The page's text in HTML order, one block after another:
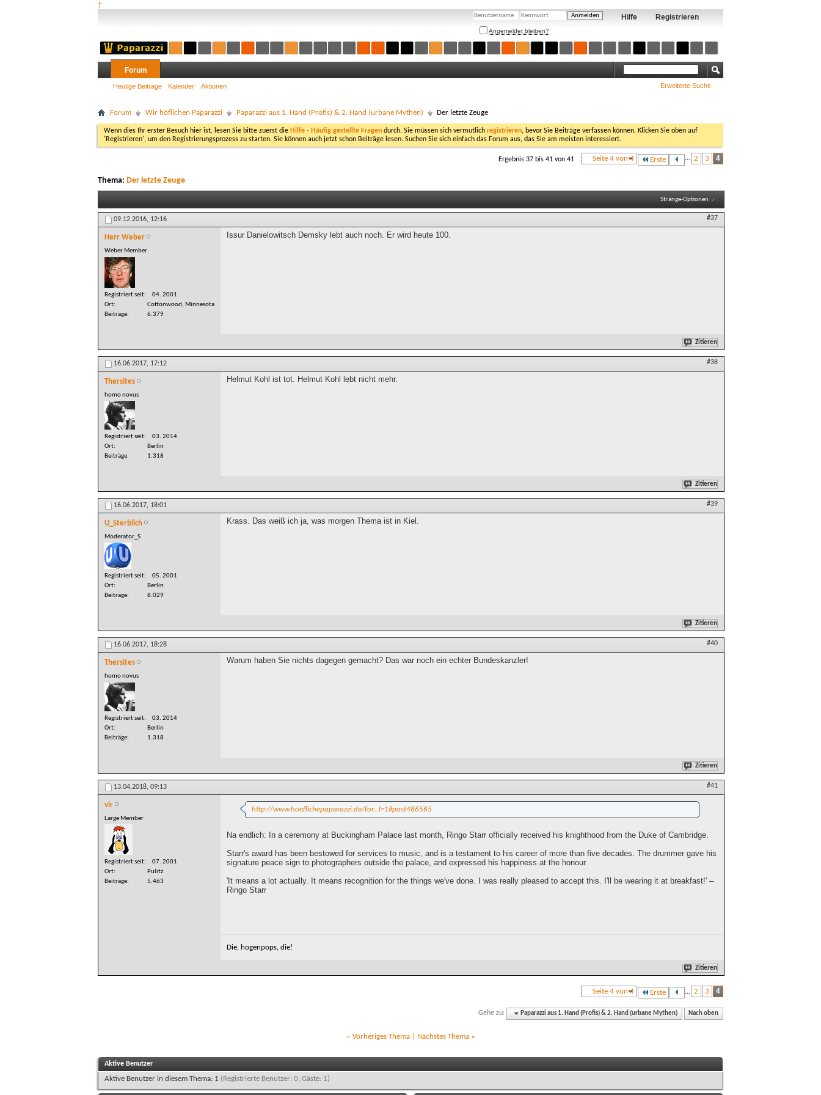
†
Registrieren
Hilfe
Angemeldet bleiben?
Forum
Heutige Beiträge Kalender Aktionen Erweiterte Suche
Forum Wir höflichen Paparazzi Paparazzi aus 1. Hand (Profis) & 2. Hand (urbane Mythen) Der letzte Zeuge
Wenn dies Ihr erster Besuch hier ist, lesen Sie bitte zuerst die Hilfe - Häufig gestellte Fragen durch. Sie müssen sich vermutlich registrieren, bevor Sie Beiträge verfassen können. Klicken Sie oben auf
'Registrieren', um den Registrierungsprozess zu starten. Sie können auch jetzt schon Beiträge lesen. Suchen Sie sich einfach das Forum aus, das Sie am meisten interessiert.
Seite 4 von 4 Erste ... 2 3 4
Ergebnis 37 bis 41 von 41
Thema: Der letzte Zeuge
Stränge-Optionen
09.12.2016, 12:16 #37
Herr Weber
Weber Member
Registriert seit
04. 2001
Ort
Cottonwood, Minnesota
Beiträge
6.379
Issur Danielowitsch Demsky lebt auch noch. Er wird heute 100.
Zitieren
16.06.2017, 17:12 #38
Thersites
homo novus
Registriert seit
03. 2014
Ort
Berlin
Beiträge
1.318
Helmut Kohl ist tot. Helmut Kohl lebt nicht mehr.
Zitieren
16.06.2017, 18:01 #39
U_Sterblich
Moderator_S
Registriert seit
05. 2001
Ort
Berlin
Beiträge
8.029
Krass. Das weiß ich ja, was morgen Thema ist in Kiel.
Zitieren
16.06.2017, 18:28 #40
Thersites
homo novus
Registriert seit
03. 2014
Ort
Berlin
Beiträge
1.318
Warum haben Sie nichts dagegen gemacht? Das war noch ein echter Bundeskanzler!
Zitieren
13.04.2018, 09:13 #41
vir
Large Member
Registriert seit
07. 2001
Ort
Pulitz
Beiträge
5.463
http://www.hoeflichepaparazzi.de/for...l=1#post486565
Na endlich: In a ceremony at Buckingham Palace last month, Ringo Starr officially received his knighthood from the Duke of Cambridge.
Starr's award has been bestowed for services to music, and is a testament to his career of more than five decades. The drummer gave his
signature peace sign to photographers outside the palace, and expressed his happiness at the honour.
'It means a lot actually. It means recognition for the things we've done. I was really pleased to accept this. I'll be wearing it at breakfast!' –
Ringo Starr
Die, hogenpops, die!
Zitieren
Seite 4 von 4 Erste ... 2 3 4
Gehe zu: Paparazzi aus 1. Hand (Profis) & 2. Hand (urbane Mythen) Nach oben
« Vorheriges Thema| Nächstes Thema »
Aktive Benutzer
Aktive Benutzer in diesem Thema: 1 (Registrierte Benutzer: 0, Gäste: 1)